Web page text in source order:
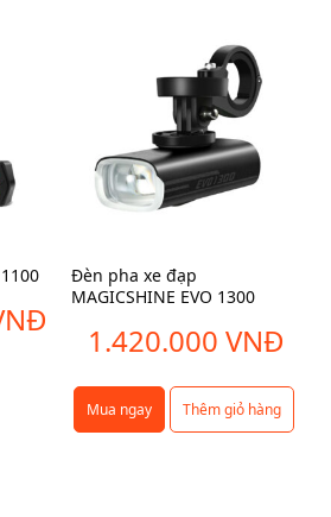
Đèn pha xe đạp
MAGICSHINE EVO 1300
1.420.000 VNĐ
Mua ngay Thêm giỏ hàng